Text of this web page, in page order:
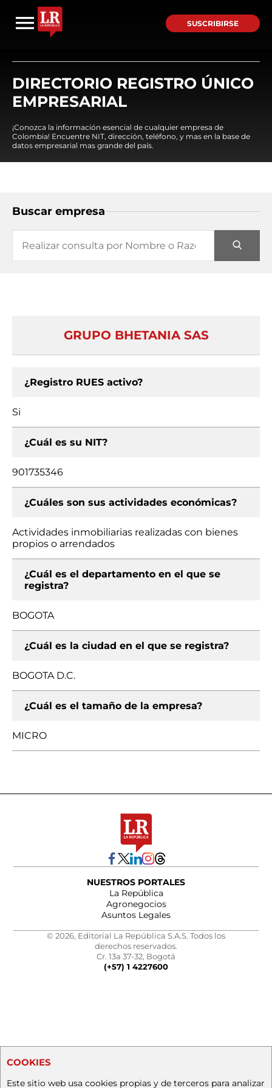
SUSCRIBIRSE
DIRECTORIO REGISTRO ÚNICO
EMPRESARIAL
¡Conozca la información esencial de cualquier empresa de
Colombia! Encuentre NIT, dirección, teléfono, y mas en la base de
datos empresarial mas grande del país.
Buscar empresa
GRUPO BHETANIA SAS
¿Registro RUES activo?
Si
¿Cuál es su NIT?
901735346
¿Cuáles son sus actividades económicas?
Actividades inmobiliarias realizadas con bienes
propios o arrendados
¿Cuál es el departamento en el que se
registra?
BOGOTA
¿Cuál es la ciudad en el que se registra?
BOGOTA D.C.
¿Cuál es el tamaño de la empresa?
MICRO
NUESTROS PORTALES
La República
Agronegocios
Asuntos Legales
© 2026, Editorial La República S.A.S. Todos los
derechos reservados.
Cr. 13a 37-32, Bogotá
(+57) 1 4227600
COOKIES
Este sitio web usa cookies propias y de terceros para analizar